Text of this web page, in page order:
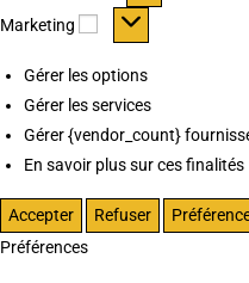
Marketing Marketing
Gérer les options
Gérer les services
Gérer {vendor_count}
En savoir plus sur ces finalités
Accepter Refuser
Préférences